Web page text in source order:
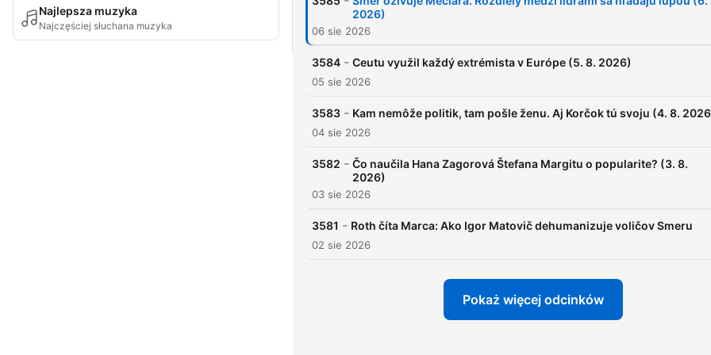
Najlepsza muzyka
Najczęściej słuchana muzyka
2026)
06 sie 2026
3584 - Ceutu využil každý extrémista v Európe (5. 8. 2026)
05 sie 2026
3583 - Kam nemôže politik, tam pošle ženu. Aj Korčok tú svoju (4. 8.
04 sie 2026
3582 - Čo naučila Hana Zagorová Štefana Margitu o popularite? (3. 8.
2026)
03 sie 2026
3581 - Roth číta Marca: Ako Igor Matovič dehumanizuje voličov Smeru
02 sie 2026
Pokaż więcej odcinków